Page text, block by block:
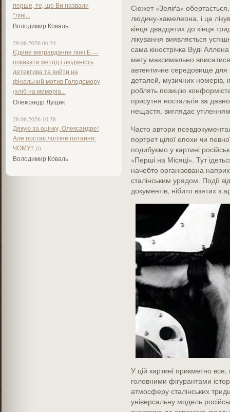
перше, те, що Ви назвали
"ліні...
Володимир Коваль
29.06.2026 06:34
Єдине виправдання лінії Б —
показати метод і людяність
детектива та вийти на
фінальний мотив Голодомору
(хліб на меморіа...
Олександр Лущик
28.06.2026 10:38
Дякую за оцінку, Олександре!
Але постає логічне питання:
ЧОМУ? )))
Володимир Коваль
Сюжет «Зеліґа»
людину-хамелеона, і це
кінця двадцятих до кінця
лікування виявляється
сама кінострічка Вуді
мету максимально
автентичне середовище для
деталей, музичних номерів,
роблять позицію
присутня ностальгія за
нещастя, виглядає
Часто автори
портрет цілої епохи чи
подибуємо у картині
«Перші на Місяці». Тут
начебто організована
сталінським урядом. Події
документів, нібито взятих з
У цій картині прикметно
головними фігурантами
атмосферу сталінських
універсальну модель